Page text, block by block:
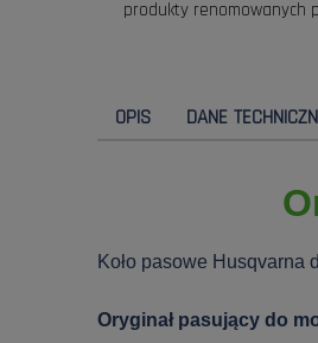
produkty renomowanych
OPIS DANE
Koło pasowe Husqvarna
Oryginał pasujący do